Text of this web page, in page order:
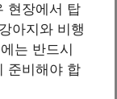
현장에서 탑
아지와 비행
는 반드시
준비해야 합